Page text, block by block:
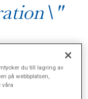
du till lagring av
på webbplatsen,
våra